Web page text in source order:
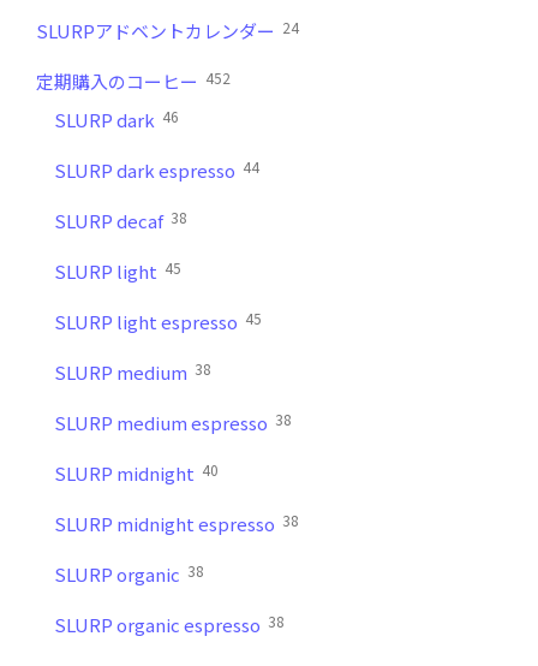
SLURPアドベントカレンダー 24
定期購入のコーヒー 452
SLURP dark 46
SLURP dark espresso 44
SLURP decaf 38
SLURP light 45
SLURP light espresso 45
SLURP medium 38
SLURP medium espresso 38
SLURP midnight 40
SLURP midnight espresso 38
SLURP organic 38
SLURP organic espresso 38